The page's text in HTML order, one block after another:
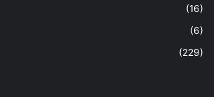
(16)
(6)
(229)